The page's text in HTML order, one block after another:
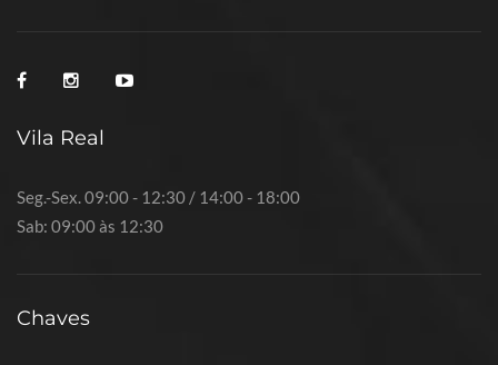
Vila Real
Seg.-Sex. 09:00 - 12:30 / 14:00 - 18:00
Sab: 09:00 às 12:30
Chaves